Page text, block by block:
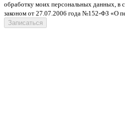
обработку моих персональных данных, в
законом от 27.07.2006 года №152-ФЗ «О
Записаться